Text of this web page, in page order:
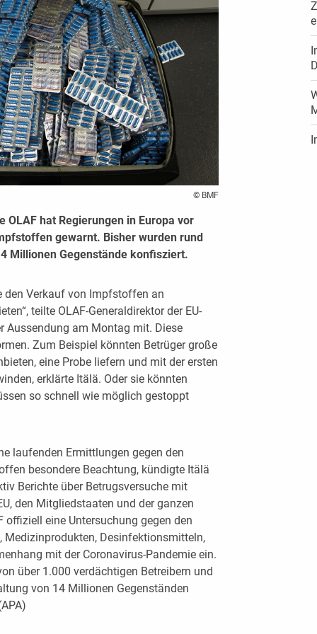
© BMF
OLAF hat Regierungen in Europa vor
gewarnt. Bisher wurden rund
Millionen Gegenstände konfisziert.
den Verkauf von Impfstoffen an
teilte OLAF-Generaldirektor der EU-
Aussendung am Montag mit. Diese
Zum Beispiel könnten Betrüger große
eine Probe liefern und mit der ersten
erklärte Itälä. Oder sie könnten
so schnell wie möglich gestoppt
laufenden Ermittlungen gegen den
besondere Beachtung, kündigte Itälä
Berichte über Betrugsversuche mit
den Mitgliedstaaten und der ganzen
offiziell eine Untersuchung gegen den
Desinfektionsmitteln,
mit der Coronavirus-Pandemie ein.
über 1.000 verdächtigen Betreibern und
von 14 Millionen Gegenständen